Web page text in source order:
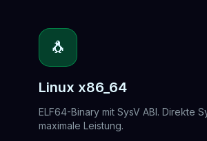
🐧
Linux x86_64
ELF64-Binary mit SysV ABI. Direkte
maximale Leistung.